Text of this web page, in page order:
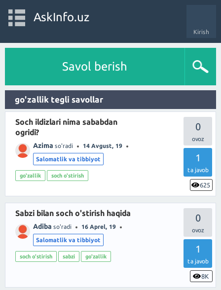
Kirish
AskInfo.uz
Savol berish
go'zallik tegli savollar
0
1
ta javob
625
Soch ildizlari nima sababdan
ogridi?
Azima so'radi 14 Avgust, 19
Salomatlik va tibbiyot
go'zallik soch o'stirish
0
1
ta javob
8K
Sabzi bilan soch o'stirish haqida
Adiba so'radi 16 Aprel, 19
Salomatlik va tibbiyot
soch o'stirish sabzi go'zallik